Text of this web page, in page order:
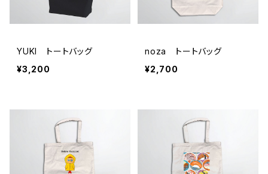
YUKI トートバッグ
¥3,200
noza トートバッグ
¥2,700